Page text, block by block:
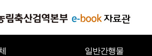
일반간행물